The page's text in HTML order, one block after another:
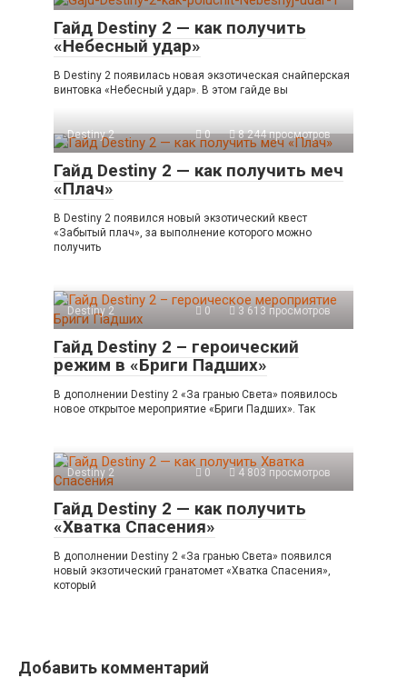
Гайд Destiny 2 — как получить
«Небесный удар»
В Destiny 2 появилась новая экзотическая снайперская
винтовка «Небесный удар». В этом гайде вы
Destiny 2 0 8 244 просмотров
Гайд Destiny 2 — как получить меч
«Плач»
В Destiny 2 появился новый экзотический квест
«Забытый плач», за выполнение которого можно
получить
Destiny 2 0 3 613 просмотров
Гайд Destiny 2 – героический
режим в «Бриги Падших»
В дополнении Destiny 2 «За гранью Света» появилось
новое открытое мероприятие «Бриги Падших». Так
Destiny 2 0 4 803 просмотров
Гайд Destiny 2 — как получить
«Хватка Спасения»
В дополнении Destiny 2 «За гранью Света» появился
новый экзотический гранатомет «Хватка Спасения»,
который
Добавить комментарий